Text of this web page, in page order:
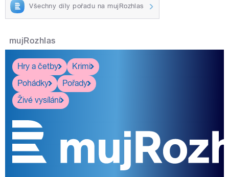
Všechny díly pořadu na mujRozhlas
mujRozhlas
Hry a četby
Krimi
Pohádky
Pořady
Živé vysílání